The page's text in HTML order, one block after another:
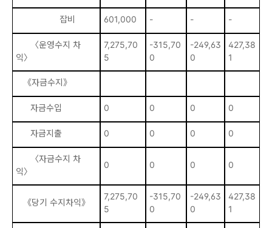
잡비 601,000 - - -
〈운영수지 차
익〉
7,275,70
5
-315,70
0
-249,63
0
427,38
1
《자금수지》
자금수입 0 0 0 0
자금지출 0 0 0 0
〈자금수지 차
익〉
0 0 0 0
《당기 수지차익》
7,275,70
5
-315,70
0
-249,63
0
427,38
1